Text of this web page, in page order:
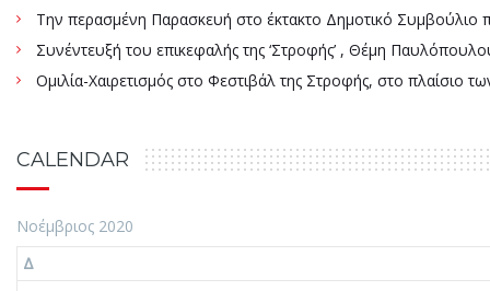
Την περασμένη Παρασκευή στο έκτακτο Δημοτικό Συμβούλιο
Συνέντευξή του επικεφαλής της ‘Στροφής’ , Θέμη
Ομιλία-Χαιρετισμός στο Φεστιβάλ της Στροφής, στο πλαίσιο
CALENDAR
Νοέμβριος 2020
Δ